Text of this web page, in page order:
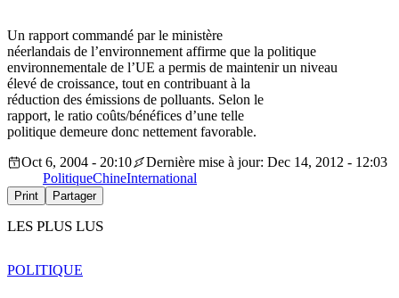
Un rapport commandé par le ministère
néerlandais de l’environnement affirme que la politique
environnementale de l’UE a permis de maintenir un niveau
élevé de croissance, tout en contribuant à la
réduction des émissions de polluants. Selon le
rapport, le ratio coûts/bénéfices d’une telle
politique demeure donc nettement favorable.
Oct 6, 2004 - 20:10
Dernière mise à jour: Dec 14, 2012 - 12:03
PolitiqueChineInternational
Print Partager
LES PLUS LUS
POLITIQUE